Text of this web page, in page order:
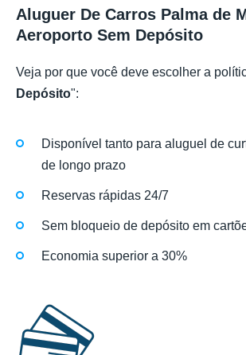
Aluguer De Carros Palma de
Aeroporto Sem Depósito
Veja por que você deve escolher a
Depósito":
Disponível tanto para aluguel de
de longo prazo
Reservas rápidas 24/7
Sem bloqueio de depósito em
Economia superior a 30%